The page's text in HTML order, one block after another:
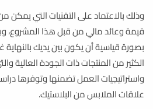
وذلك بالاعتماد على التقنيات التي يمكن
قيمة وعائد مالي من قبل هذا المشروع،
بصورة قياسية أن يكون بين يديك بالنهاية
الكثير من المنتجات ذات الجودة العالية
واستراتيجيات العمل تضمنها وتوفرها
علاقات الملابس من البلاستيك.